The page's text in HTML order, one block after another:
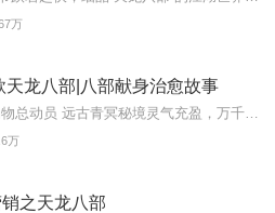
万
天龙八部|八部献身治愈故事
万
之天龙八部